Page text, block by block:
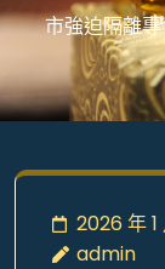
市強迫隔離
2026 年 1
admin